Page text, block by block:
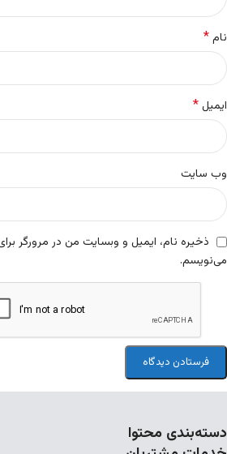
نام*
ایمیل*
وب‌ سایت
ذخیره نام، ایمیل و وبسایت من در مرورگر
می‌نویسم.
دسته‌بندی محتوا